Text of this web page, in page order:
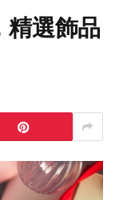
精選飾品